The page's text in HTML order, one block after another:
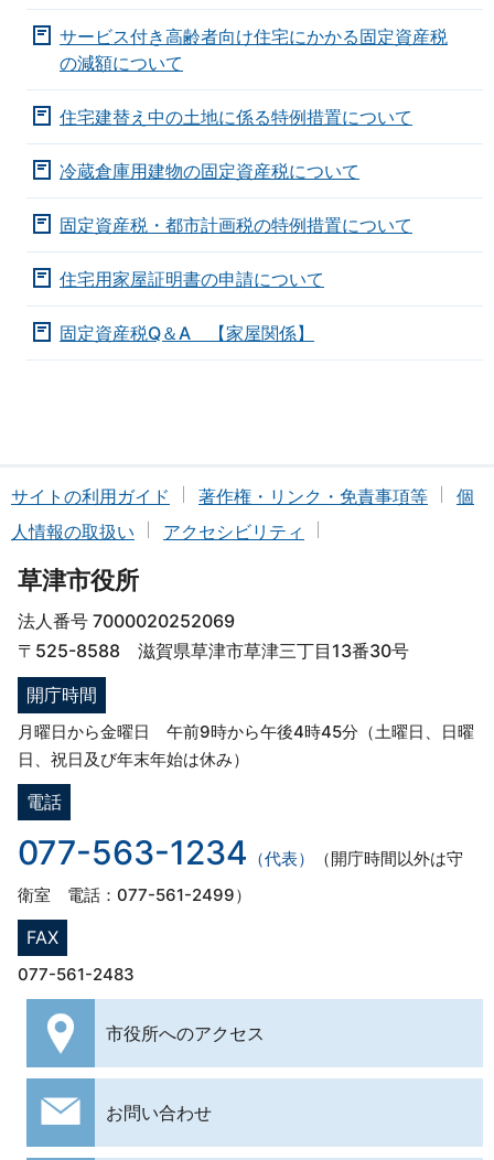
サービス付き高齢者向け住宅にかかる固定資産税
の減額について
住宅建替え中の土地に係る特例措置について
冷蔵倉庫用建物の固定資産税について
固定資産税・都市計画税の特例措置について
住宅用家屋証明書の申請について
固定資産税Q＆A 【家屋関係】
サイトの利用ガイド 著作権・リンク・免責事項等
個
人情報の取扱い
アクセシビリティ
草津市役所
法人番号 7000020252069
〒525-8588 滋賀県草津市草津三丁目13番30号
開庁時間
月曜日から金曜日 午前9時から午後4時45分（土曜日、日曜
日、祝日及び年末年始は休み）
電話
077-563-1234 （代表）
（開庁時間以外は守
衛室 電話：077-561-2499）
FAX
077-561-2483
市役所へのアクセス
お問い合わせ